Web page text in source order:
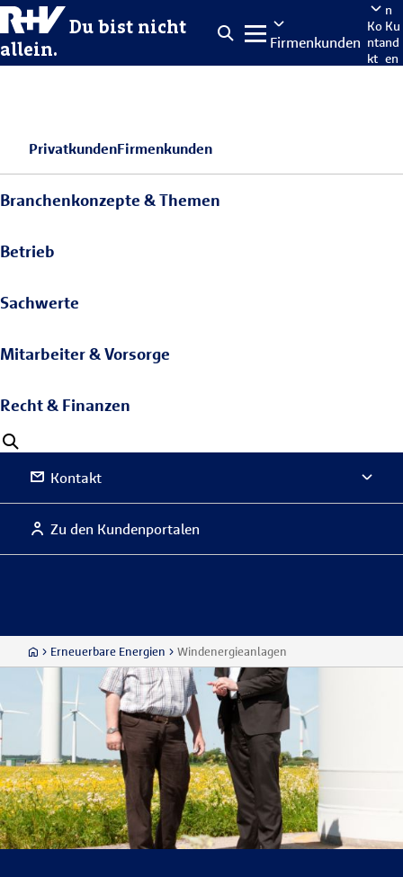
Du bist nicht
allein.
Firmenkunden
Ko
nta
kt
n
Ku
nd
en
PrivatkundenFirmenkunden
Branchenkonzepte & Themen
Betrieb
Sachwerte
Mitarbeiter & Vorsorge
Recht & Finanzen
Kontakt
Zu den Kundenportalen
Erneuerbare Energien Windenergieanlagen